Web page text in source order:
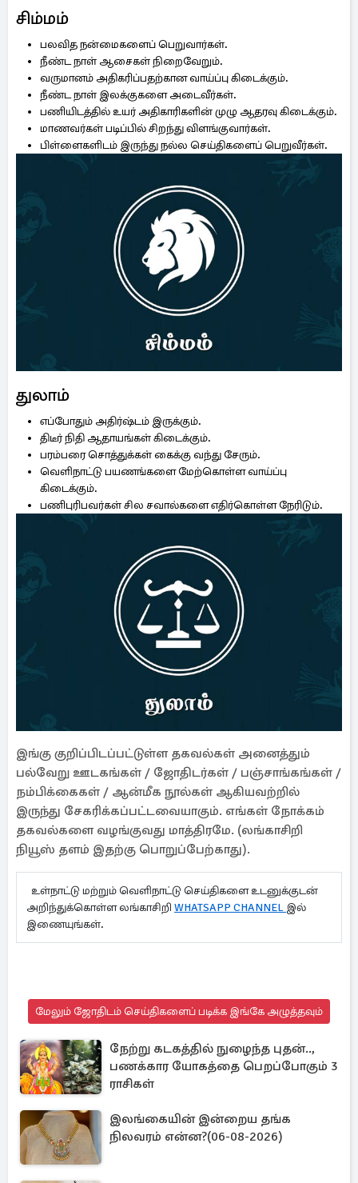
சிம்மம்
பலவித நன்மைகளைப் பெறுவார்கள்.
நீண்ட நாள் ஆசைகள் நிறைவேறும்.
வருமானம் அதிகரிப்பதற்கான வாய்ப்பு கிடைக்கும்.
நீண்ட நாள் இலக்குகளை அடைவீர்கள்.
பணியிடத்தில் உயர் அதிகாரிகளின் முழு ஆதரவு கிடைக்கும்.
மாணவர்கள் படிப்பில் சிறந்து விளங்குவார்கள்.
பிள்ளைகளிடம் இருந்து நல்ல செய்திகளைப் பெறுவீர்கள்.
துலாம்
எப்போதும் அதிர்ஷ்டம் இருக்கும்.
திடீர் நிதி ஆதாயங்கள் கிடைக்கும்.
பரம்பரை சொத்துக்கள் கைக்கு வந்து சேரும்.
வெளிநாட்டு பயணங்களை மேற்கொள்ள வாய்ப்பு
கிடைக்கும்.
பணிபுரிபவர்கள் சில சவால்களை எதிர்கொள்ள நேரிடும்.
இங்கு குறிப்பிடப்பட்டுள்ள தகவல்கள் அனைத்தும்
பல்வேறு ஊடகங்கள் / ஜோதிடர்கள் / பஞ்சாங்கங்கள் /
நம்பிக்கைகள் / ஆன்மீக நூல்கள் ஆகியவற்றில்
இருந்து சேகரிக்கப்பட்டவையாகும். எங்கள் நோக்கம்
தகவல்களை வழங்குவது மாத்திரமே. (லங்காசிறி
நியூஸ் தளம் இதற்கு பொறுப்பேற்காது).
உள்நாட்டு மற்றும் வெளிநாட்டு செய்திகளை உடனுக்குடன்
அறிந்துக்கொள்ள லங்காசிறி WHATSAPP CHANNEL இல்
இணையுங்கள்.
மேலும் ஜோதிடம் செய்திகளைப் படிக்க இங்கே அழுத்தவும்
நேற்று கடகத்தில் நுழைந்த புதன்..,
பணக்கார யோகத்தை பெறப்போகும் 3
ராசிகள்
இலங்கையின் இன்றைய தங்க
நிலவரம் என்ன?(06-08-2026)